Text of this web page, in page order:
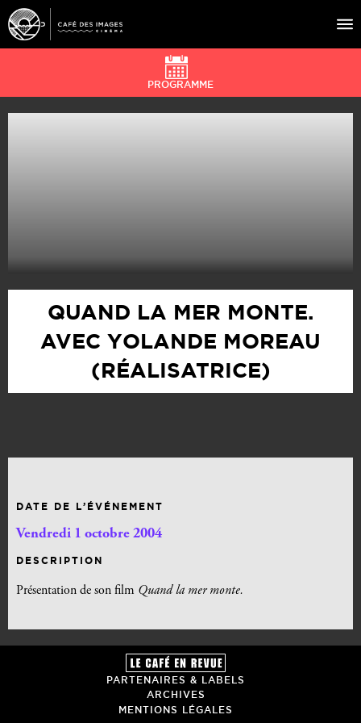
À L’AFFICHE
PROGRAMME
QUAND LA MER MONTE.
AVEC YOLANDE MOREAU
(RÉALISATRICE)
DATE DE L’ÉVÉNEMENT
Vendredi 1 octobre 2004
DESCRIPTION
Présentation de son film Quand la mer monte.
PARTENAIRES & LABELS
ARCHIVES
MENTIONS LÉGALES